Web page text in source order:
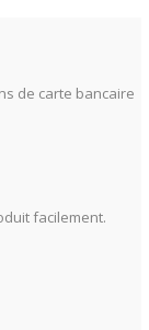
de carte bancaire
facilement.